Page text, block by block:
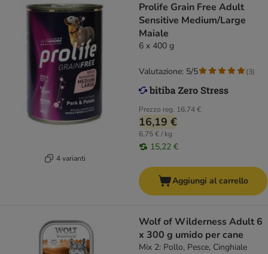
4 varianti
Prolife Grain Free Adult
Sensitive Medium/Large
Maiale
6 x 400 g
Prezzo reg. 16,74 €
16,19 €
6,75 € / kg
15,22 €
Valutazione: 5/5 (3)
Aggiungi al carrello
Wolf of Wilderness Adult 6
x 300 g umido per cane
Mix 2: Pollo, Pesce, Cinghiale